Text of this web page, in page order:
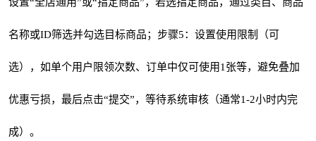
名称或ID筛选并勾选目标商品；步骤5：设置使用限制（可
选），如单个用户限领次数、订单中仅可使用1张等，避免叠加
优惠亏损，最后点击“提交”，等待系统审核（通常1-2小时内完
成）。